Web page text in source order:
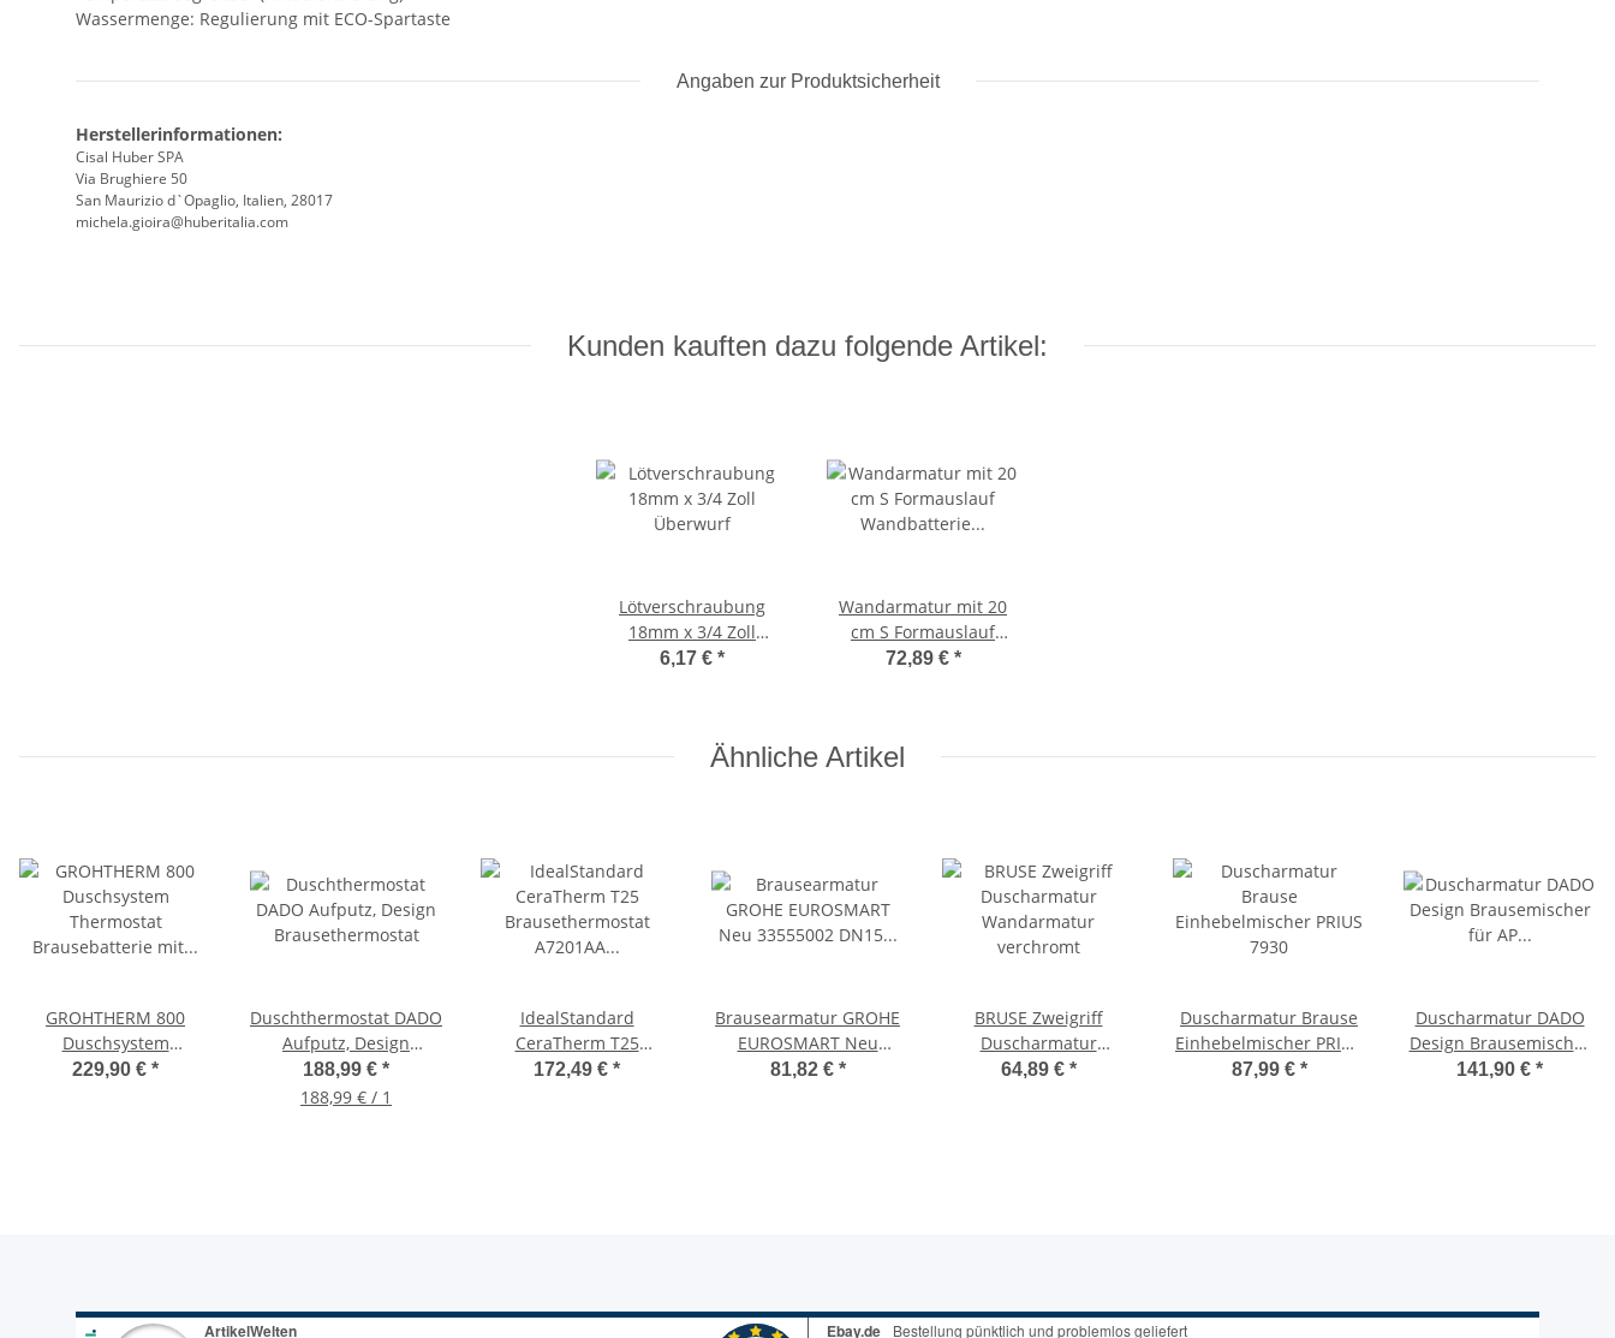
Wassermenge: Regulierung mit ECO-Spartaste
Angaben zur Produktsicherheit
Herstellerinformationen:
Cisal Huber SPA
Via Brughiere 50
San Maurizio d`Opaglio, Italien, 28017
michela.gioira@huberitalia.com
Kunden kauften dazu folgende Artikel:
Lötverschraubung
18mm x 3/4 Zoll
Überwurf
6,17 € *
Wandarmatur mit 20
cm S Formauslauf
Wandbatterie
72,89 € *
Ähnliche Artikel
GROHTHERM 800
Duschsystem
Thermostat
229,90 € *
Duschthermostat DADO
Aufputz, Design
Brausethermostat
188,99 € *
188,99 € / 1
IdealStandard
CeraTherm T25
Brausethermostat
172,49 € *
Brausearmatur GROHE
EUROSMART Neu
33555002 DN15
81,82 € *
BRUSE Zweigriff
Duscharmatur
Wandarmatur
64,89 € *
Duscharmatur Brause
Einhebelmischer PRIUS
7930
87,99 € *
Duscharmatur DADO
Design Brausemischer
für AP Wandmontage,
141,90 € *